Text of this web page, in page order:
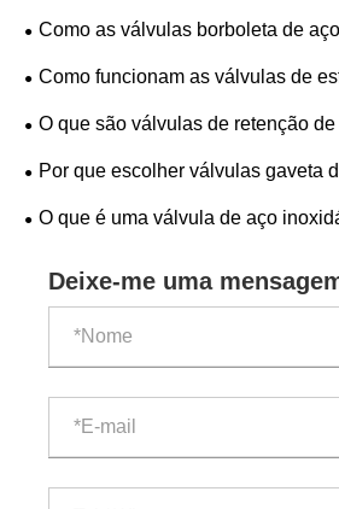
a confiabilidade do controle de fluxo
Como as válvulas borboleta de
melhoram a eficiência industrial?
Como funcionam as válvulas de
inoxidável?
O que são válvulas de retenção
que são essenciais em sistemas
Por que escolher válvulas gaveta
para sistemas de controle de
O que é uma válvula de aço
Deixe-me uma